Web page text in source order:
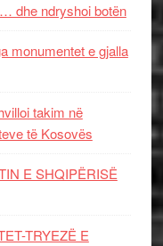
dhe ndryshoi botën
monumentet e gjalla
takim në
të Kosovës
E SHQIPËRISË
TRYEZË E